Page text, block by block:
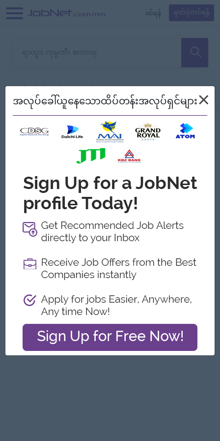
၀င်ရန် မှတ်ပုံတင်ရန်
သော အလုပ်မရှိသေးပါ။
စစ်ရန် စဉ်၍ကြည့်မည်
Myanmar
အလုပ်ခေါ်ယူနေသောထိပ်တန်းအလုပ်ရှင်များ×